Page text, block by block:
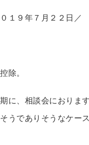
１９年７月２２日／
除。
に、相談会におりま
うでありそうなケー